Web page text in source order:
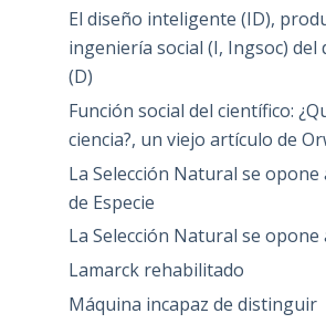
El diseño inteligente (ID),
ingeniería social (I, Ingsoc) del
(D)
Función social del científico:
ciencia?, un viejo artículo de
La Selección Natural se opone
de Especie
La Selección Natural se opone
Lamarck rehabilitado
Máquina incapaz de distinguir